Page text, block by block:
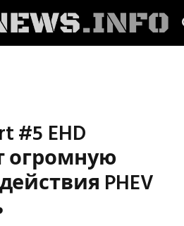
#5 EHD
огромную
PHEV